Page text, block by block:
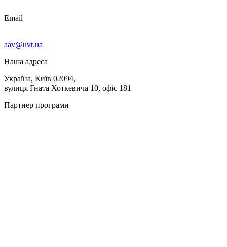
Email
aav@uvt.ua
Наша адреса
Україна, Київ 02094,
вулиця Гната Хоткевича 10, офіс 181
Партнер програми